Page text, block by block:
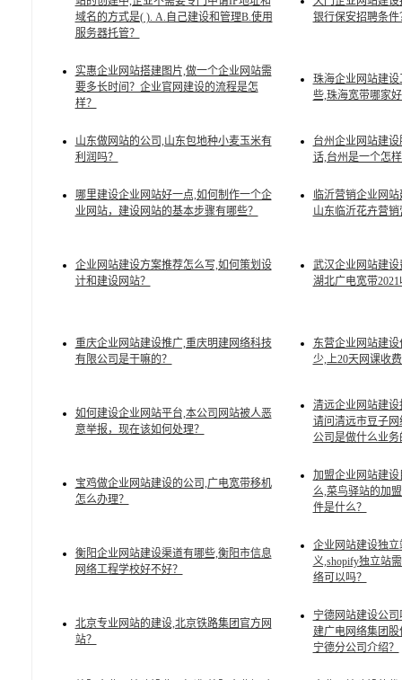
域名的方式是( ). A.自己建设和管理B.使用
服务器托管？
银行保安招聘条件
实惠企业网站搭建图片,做一个企业网站需
要多长时间？企业官网建设的流程是怎
样？
珠海企业网站建设
些,珠海宽带哪家
山东做网站的公司,山东包地种小麦玉米有
利润吗？
台州企业网站建
话,台州是一个怎
哪里建设企业网站好一点,如何制作一个企
业网站，建设网站的基本步骤有哪些？
临沂营销企业网站
山东临沂花卉营
企业网站建设方案推荐怎么写,如何策划设
计和建设网站？
武汉企业网站建设
湖北广电宽带
重庆企业网站建设推广,重庆明建网络科技
有限公司是干嘛的？
东营企业网站建设
少,上20天网课收
如何建设企业网站平台,本公司网站被人恶
意举报，现在该如何处理？
清远企业网站建设
请问清远市豆子网
公司是做什么业务
宝鸡做企业网站建设的公司,广电宽带移机
怎么办理？
加盟企业网站建设
么,菜鸟驿站的加
件是什么？
衡阳企业网站建设渠道有哪些,衡阳市信息
网络工程学校好不好？
企业网站建设独立
义,shopify独立站
络可以吗？
北京专业网站的建设,北京铁路集团官方网
站？
宁德网站建设公司
建广电网络集团
宁德分公司介绍？